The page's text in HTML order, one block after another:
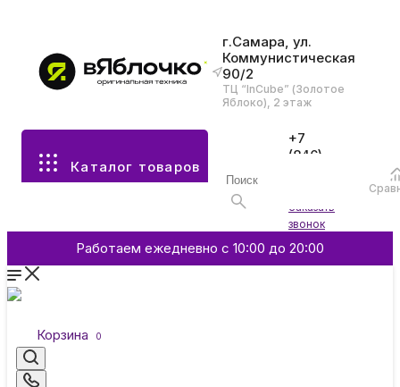
г.Самара, ул.
Коммунистическая
90/2
ТЦ “InCube” (Золотое
Яблоко), 2 этаж
Каталог товаров
+7
(846)
Заказать
звонок
Работаем ежедневно с 10:00 до 20:00
Корзина 0
Все разделы каталога
Аксессуары
Смартфоны и гаджеты